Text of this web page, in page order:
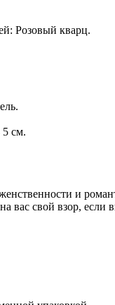
Розовый кварц.
5 см.
и
вас свой взор,